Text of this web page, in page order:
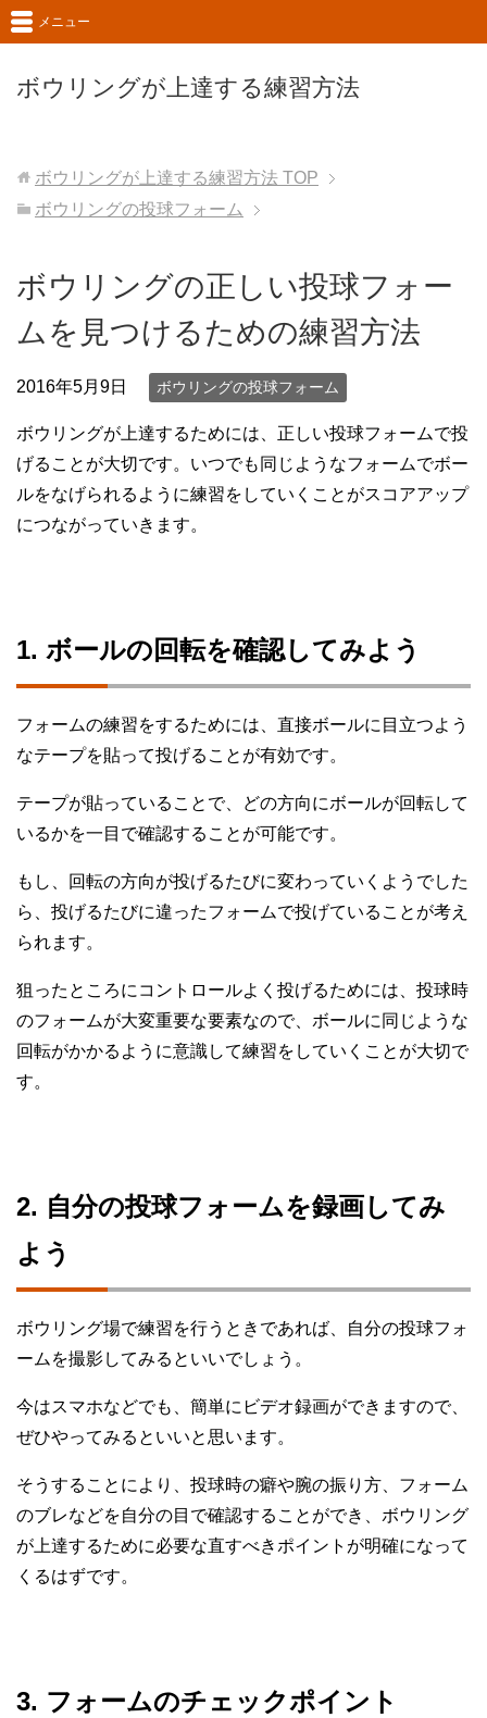
ボウリングが上達する練習方法
メニュー
ボウリングが上達する練習方法 TOP
ボウリングの投球フォーム
ボウリングの正しい投球フォー
ムを見つけるための練習方法
2016年5月9日 ボウリングの投球フォーム
ボウリングが上達するためには、正しい投球フォームで投
げることが大切です。いつでも同じようなフォームでボー
ルをなげられるように練習をしていくことがスコアアップ
につながっていきます。
1. ボールの回転を確認してみよう
フォームの練習をするためには、直接ボールに目立つよう
なテープを貼って投げることが有効です。
テープが貼っていることで、どの方向にボールが回転して
いるかを一目で確認することが可能です。
もし、回転の方向が投げるたびに変わっていくようでした
ら、投げるたびに違ったフォームで投げていることが考え
られます。
狙ったところにコントロールよく投げるためには、投球時
のフォームが大変重要な要素なので、ボールに同じような
回転がかかるように意識して練習をしていくことが大切で
す。
2. 自分の投球フォームを録画してみ
よう
ボウリング場で練習を行うときであれば、自分の投球フォ
ームを撮影してみるといいでしょう。
今はスマホなどでも、簡単にビデオ録画ができますので、
ぜひやってみるといいと思います。
そうすることにより、投球時の癖や腕の振り方、フォーム
のブレなどを自分の目で確認することができ、ボウリング
が上達するために必要な直すべきポイントが明確になって
くるはずです。
3. フォームのチェックポイント